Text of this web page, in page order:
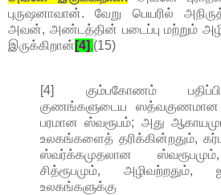
புருஷனாவான். வேறு பெயரில்
அவன், அண்டத்தின் படைப்பு மற்றும்
இருக்கிறான் [4].(15)
[4] கும்பகோணம்
குணங்களுடைய
பரமான ஸ்வரூபம்; அது ஆகாயமும்,
உலகங்களைத் தரிக்கின்றதும்,
ஸ்வர்க்கமுதலான
சித்ரூபமும், அழிவற்றதும்,
உலகங்களுக்கு